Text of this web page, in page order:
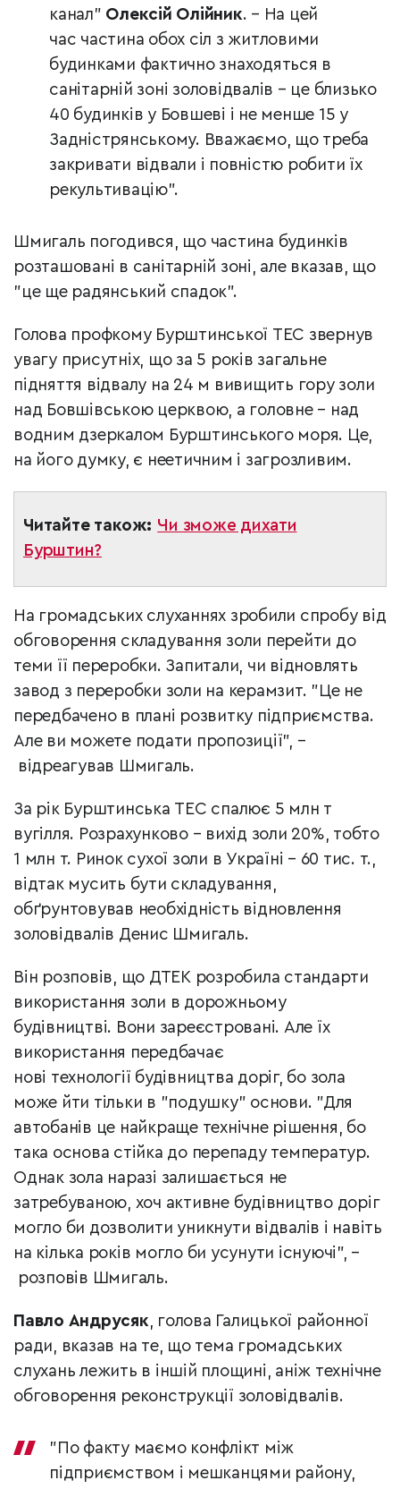
канал" Олексій Олійник. – На цей
час частина обох сіл з житловими
будинками фактично знаходяться в
санітарній зоні золовідвалів – це близько
40 будинків у Бовшеві і не менше 15 у
Задністрянському. Вважаємо, що треба
закривати відвали і повністю робити їх
рекультивацію".
Шмигаль погодився, що частина будинків
розташовані в санітарній зоні, але вказав, що
"це ще радянський спадок".
Голова профкому Бурштинської ТЕС звернув
увагу присутніх, що за 5 років загальне
підняття відвалу на 24 м вивищить гору золи
над Бовшівською церквою, а головне – над
водним дзеркалом Бурштинського моря. Це,
на його думку, є неетичним і загрозливим.
Читайте також: Чи зможе дихати
Бурштин?
На громадських слуханнях зробили спробу від
обговорення складування золи перейти до
теми її переробки. Запитали, чи відновлять
завод з переробки золи на керамзит. "Це не
передбачено в плані розвитку підприємства.
Але ви можете подати пропозиції", –
відреагував Шмигаль.
За рік Бурштинська ТЕС спалює 5 млн т
вугілля. Розрахунково – вихід золи 20%, тобто
1 млн т. Ринок сухої золи в Україні – 60 тис. т.,
відтак мусить бути складування,
обґрунтовував необхідність відновлення
золовідвалів Денис Шмигаль.
Він розповів, що ДТЕК розробила стандарти
використання золи в дорожньому
будівництві. Вони зареєстровані. Але їх
використання передбачає
нові технології будівництва доріг, бо зола
може йти тільки в "подушку" основи. "Для
автобанів це найкраще технічне рішення, бо
така основа стійка до перепаду температур.
Однак зола наразі залишається не
затребуваною, хоч активне будівництво доріг
могло би дозволити уникнути відвалів і навіть
на кілька років могло би усунути існуючі", –
розповів Шмигаль.
Павло Андрусяк, голова Галицької районної
ради, вказав на те, що тема громадських
слухань лежить в іншій площині, аніж технічне
обговорення реконструкції золовідвалів.
"По факту маємо конфлікт між
підприємством і мешканцями району,